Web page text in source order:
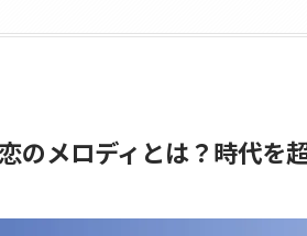
のメロディとは？時代を